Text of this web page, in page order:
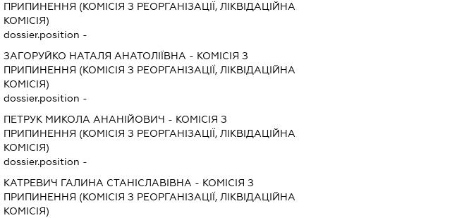
ПРИПИНЕННЯ (КОМІСІЯ З РЕОРГАНІЗАЦІЇ, ЛІКВІДАЦІЙНА
КОМІСІЯ)
dossier.position -
ЗАГОРУЙКО НАТАЛЯ АНАТОЛІЇВНА - КОМІСІЯ З
ПРИПИНЕННЯ (КОМІСІЯ З РЕОРГАНІЗАЦІЇ, ЛІКВІДАЦІЙНА
КОМІСІЯ)
dossier.position -
ПЕТРУК МИКОЛА АНАНІЙОВИЧ - КОМІСІЯ З
ПРИПИНЕННЯ (КОМІСІЯ З РЕОРГАНІЗАЦІЇ, ЛІКВІДАЦІЙНА
КОМІСІЯ)
dossier.position -
КАТРЕВИЧ ГАЛИНА СТАНІСЛАВІВНА - КОМІСІЯ З
ПРИПИНЕННЯ (КОМІСІЯ З РЕОРГАНІЗАЦІЇ, ЛІКВІДАЦІЙНА
КОМІСІЯ)